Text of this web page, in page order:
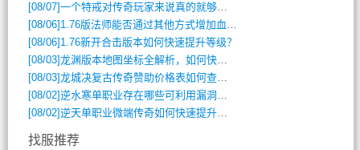
[08/07]一个特戒对传奇玩家来说真的就够用了吗？
[08/06] 1.76版法师能否通过其他方式增加血量？
[08/06] 1.76新开合击版本如何快速提升等级？
[08/03]龙渊版本地图坐标全解析，如何快速定位BOSS位置？
[08/03]龙城决复古传奇赞助价格表如何查询？
[08/02]逆水寒单职业存在哪些可利用漏洞？如何快速提升战力？
[08/02]逆天单职业微端传奇如何快速提升战力？新手必看攻略
找服推荐